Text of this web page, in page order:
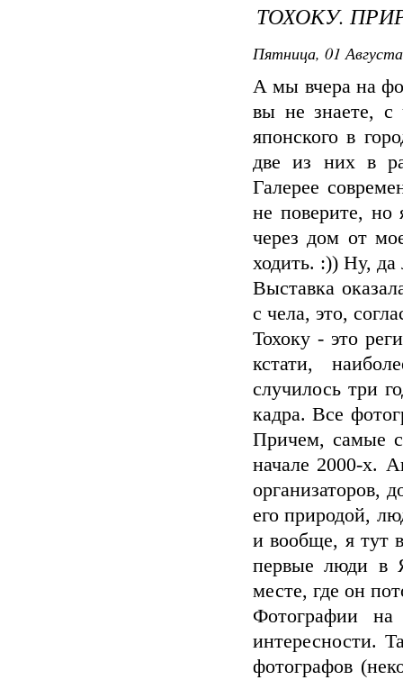
ТОХОКУ.
Пятница, 01
А мы вчера на
вы не знаете, с
японского в
две из них в
Галерее
не поверите, но
через дом от
ходить. :)) Ну, да
Выставка
с чела, это,
Тохоку - это
кстати,
случилось три
кадра. Все
Причем, самые
начале 2000-х.
организаторов,
его природой,
и вообще, я тут
первые люди в
месте, где он
Фотографии
интересности.
фотографов